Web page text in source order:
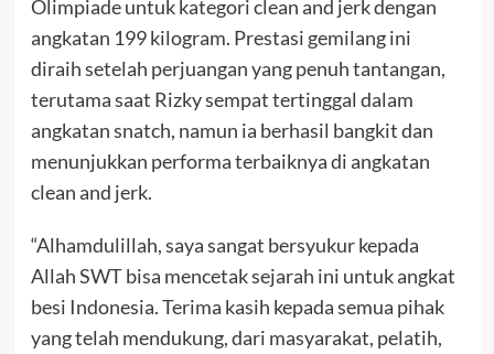
Olimpiade untuk kategori clean and jerk dengan
angkatan 199 kilogram. Prestasi gemilang ini
diraih setelah perjuangan yang penuh tantangan,
terutama saat Rizky sempat tertinggal dalam
angkatan snatch, namun ia berhasil bangkit dan
menunjukkan performa terbaiknya di angkatan
clean and jerk.
“Alhamdulillah, saya sangat bersyukur kepada
Allah SWT bisa mencetak sejarah ini untuk angkat
besi Indonesia. Terima kasih kepada semua pihak
yang telah mendukung, dari masyarakat, pelatih,